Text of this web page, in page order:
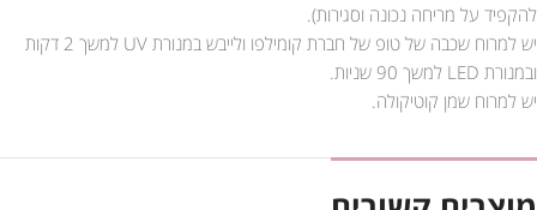
להקפיד על מריחה נכונה וסגירות).
יש למרוח שכבה של טופ של חברת קומילפו ולייבש במנורת UV למשך 2 דקות
ובמנורת LED למשך 90 שניות.
יש למרוח שמן קוטיקולה.